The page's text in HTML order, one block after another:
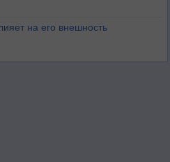
на его внешность